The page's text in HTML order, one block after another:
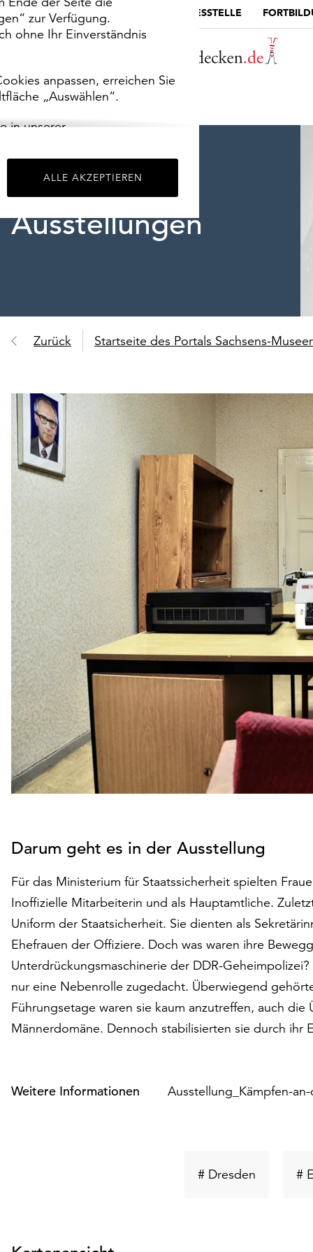
zur Verfügung.
ohne Ihr Einverständnis
anpassen, erreichen Sie
„Auswählen“.
in unserer
ALLE AKZEPTIEREN
MUSEUMSPORTAL DIE LANDESSTELLE
Ausstellungen
Zurück Startseite des Portals Sachsens-
Darum geht es in der Ausstellung
Für das Ministerium für Staatssicherheit spielten
Inoffizielle Mitarbeiterin und als Hauptamtliche.
Uniform der Staatsicherheit. Sie dienten als
Ehefrauen der Offiziere. Doch was waren ihre
Unterdrückungsmaschinerie der DDR-
nur eine Nebenrolle zugedacht. Überwiegend
Führungsetage waren sie kaum anzutreffen, auch
Männerdomäne. Dennoch stabilisierten sie durch
Weitere Informationen Ausstellung_Kämpfen-
# Dresden #